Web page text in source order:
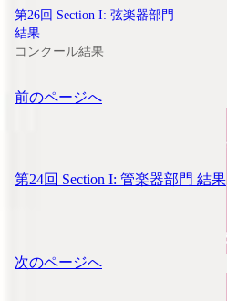
第26回 Section I: 弦楽器部門
結果
コンクール結果
投
ゲ
前のページへ
第24回 Section I: 管楽器部門 結果
次のページへ